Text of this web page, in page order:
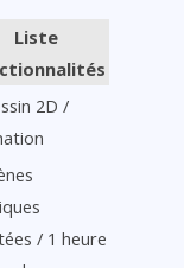
Liste
2D /
/ 1 heure